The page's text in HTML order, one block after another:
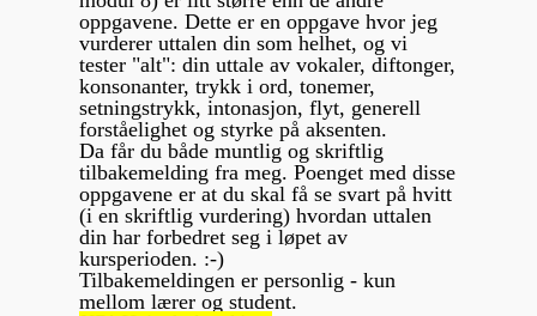
oppgavene. Dette er en oppgave hvor jeg
vurderer uttalen din som helhet, og vi
tester "alt": din uttale av vokaler, diftonger,
konsonanter, trykk i ord, tonemer,
setningstrykk, intonasjon, flyt, generell
forståelighet og styrke på aksenten.
Da får du både muntlig og skriftlig
tilbakemelding fra meg. Poenget med disse
oppgavene er at du skal få se svart på hvitt
(i en skriftlig vurdering) hvordan uttalen
din har forbedret seg i løpet av
kursperioden. :-)
Tilbakemeldingen er personlig - kun
mellom lærer og student.